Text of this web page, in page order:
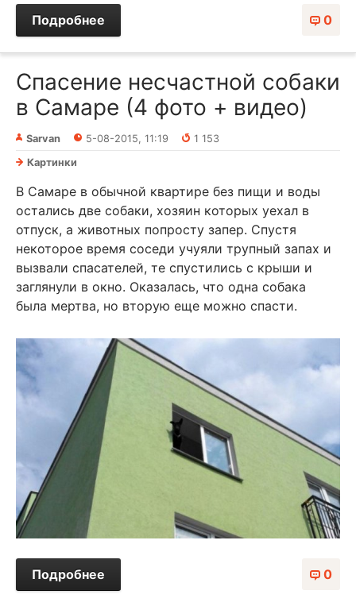
0
Подробнее
Спасение несчастной собаки
в Самаре (4 фото + видео)
Sarvan 5-08-2015, 11:19
1 153
Картинки
В Самаре в обычной квартире без пищи и воды
остались две собаки, хозяин которых уехал в
отпуск, а животных попросту запер. Спустя
некоторое время соседи учуяли трупный запах и
вызвали спасателей, те спустились с крыши и
заглянули в окно. Оказалась, что одна собака
была мертва, но вторую еще можно спасти.
0
Подробнее